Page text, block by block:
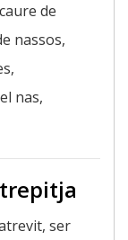
de
nassos,
nas,
ser